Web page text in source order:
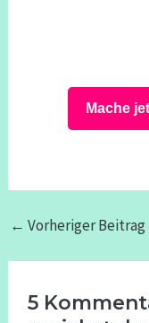
Mache
← Vorheriger Beitrag
5